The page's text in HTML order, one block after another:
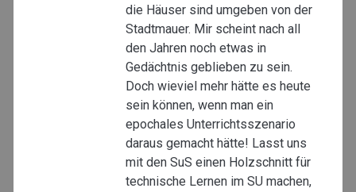
die Häuser sind umgeben von der
Stadtmauer. Mir scheint nach all
den Jahren noch etwas in
Gedächtnis geblieben zu sein.
Doch wieviel mehr hätte es heute
sein können, wenn man ein
epochales Unterrichtsszenario
daraus gemacht hätte! Lasst uns
mit den SuS einen Holzschnitt für
technische Lernen im SU machen,